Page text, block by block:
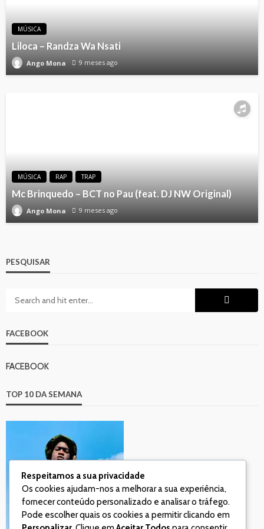
MÚSICA
Liloca – Randza Wa Nsati
Ango Mona 9 meses ago
MÚSICA RAP TRAP
Mc Brinquedo – BCT no Pau (feat. DJ NW Original)
Ango Mona 9 meses ago
PESQUISAR
FACEBOOK
FACEBOOK
TOP 10 DA SEMANA
Respeitamos a sua privacidade
Os cookies ajudam-nos a melhorar a sua experiência,
fornecer conteúdo personalizado e analisar o tráfego.
Pode escolher quais os cookies a permitir clicando em